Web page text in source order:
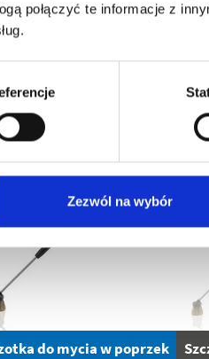
połączyć te informacje z
Zezwól na wybór
Specyfikacje techniczne
do mycia w poprzek